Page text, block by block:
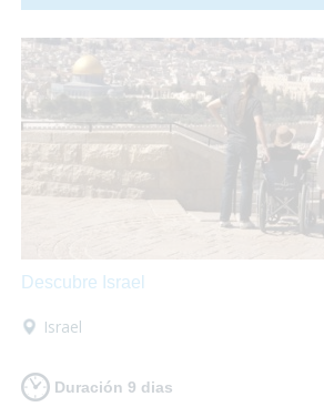
internacional o de su cocina típica de
Descubre Israel
Israel
Duración 9 dias